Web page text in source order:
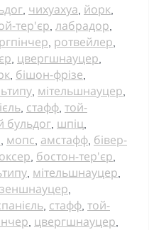
чихуахуа йорк
тер'єр лабрадор
ротвейлер
цвергшнауцер
бішон-фрізе
мітельшнауцер
стафф той-
бульдог шпіц
мопс амстафф бівер-
бостон-тер'єр
мітельшнауцер
стафф той-
цвергшнауцер